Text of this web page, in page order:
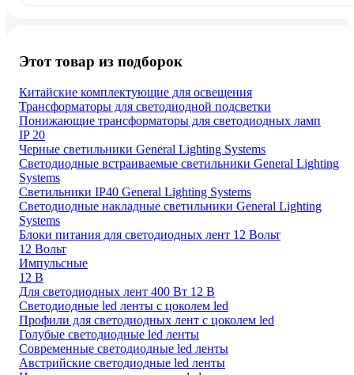
Этот товар из подборок
Китайские комплектующие для освещения
Трансформаторы для светодиодной подсветки
Понижающие трансформаторы для светодиодных ламп
IP 20
Черные светильники General Lighting Systems
Светодиодные встраиваемые светильники General Lighting
Systems
Светильники IP40 General Lighting Systems
Светодиодные накладные светильники General Lighting
Systems
Блоки питания для светодиодных лент 12 Вольт
12 Вольт
Импульсные
12 В
Для светодиодных лент 400 Вт 12 В
Светодиодные led ленты с цоколем led
Профили для светодиодных лент с цоколем led
Голубые светодиодные led ленты
Современные светодиодные led ленты
Австрийские светодиодные led ленты